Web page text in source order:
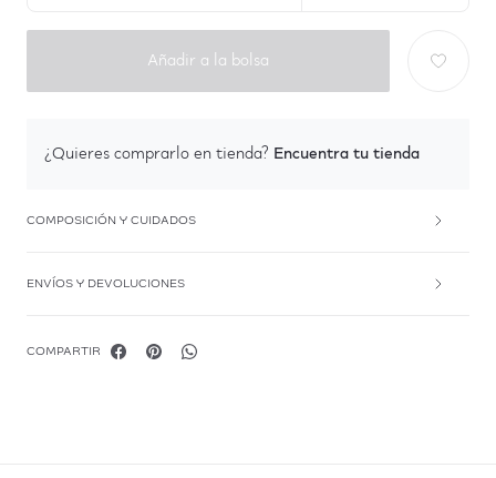
Añadir a la bolsa
¿Quieres comprarlo en tienda? Encuentra tu tienda
COMPOSICIÓN Y CUIDADOS
ENVÍOS Y DEVOLUCIONES
COMPARTIR